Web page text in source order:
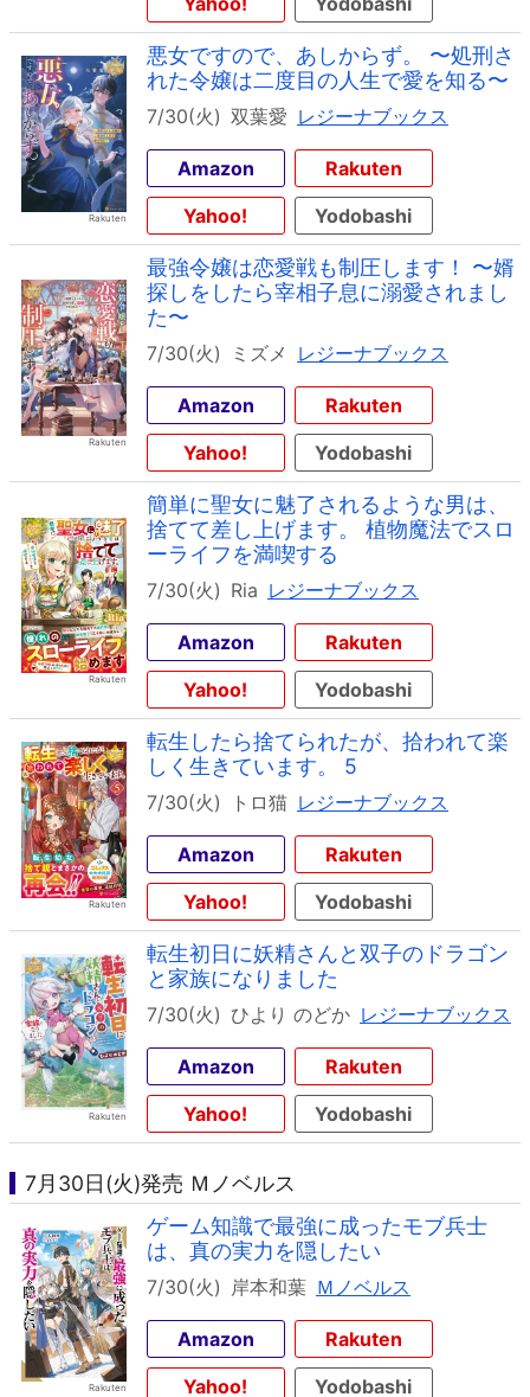
悪女ですので、あしからず。 〜処刑さ
れた令嬢は二度目の人生で愛を知る〜
7/30(火) 双葉愛 レジーナブックス
Amazon
Rakuten
Yahoo!
Yodobashi
最強令嬢は恋愛戦も制圧します！ 〜婿
探しをしたら宰相子息に溺愛されまし
た〜
7/30(火) ミズメ レジーナブックス
Amazon
Rakuten
Yahoo!
Yodobashi
簡単に聖女に魅了されるような男は、
捨てて差し上げます。 植物魔法でスロ
ーライフを満喫する
7/30(火) Ria レジーナブックス
Amazon
Rakuten
Yahoo!
Yodobashi
転生したら捨てられたが、拾われて楽
しく生きています。 5
7/30(火) トロ猫 レジーナブックス
Amazon
Rakuten
Yahoo!
Yodobashi
転生初日に妖精さんと双子のドラゴン
と家族になりました
7/30(火) ひより のどか レジーナブックス
Amazon
Rakuten
Yahoo!
Yodobashi
7月30日(火)発売 Ｍノベルス
ゲーム知識で最強に成ったモブ兵士
は、真の実力を隠したい
7/30(火) 岸本和葉 Ｍノベルス
Amazon
Rakuten
Yahoo!
Yodobashi